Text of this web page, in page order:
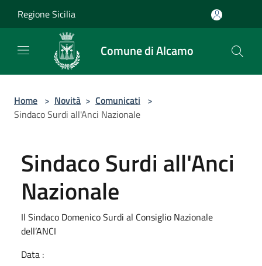
Regione Sicilia
Comune di Alcamo
Home > Novità > Comunicati >
Sindaco Surdi all'Anci Nazionale
Sindaco Surdi all'Anci
Nazionale
Il Sindaco Domenico Surdi al Consiglio Nazionale
dell’ANCI
Data :